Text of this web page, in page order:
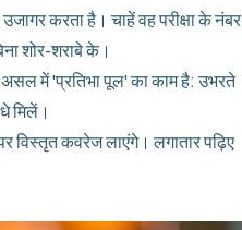
करता है। चाहें वह परीक्षा के नंबर
शोर-शराबे के।
में 'प्रतिभा पूल' का काम है: उभरते
मिलें।
विस्तृत कवरेज लाएंगे। लगातार पढ़िए